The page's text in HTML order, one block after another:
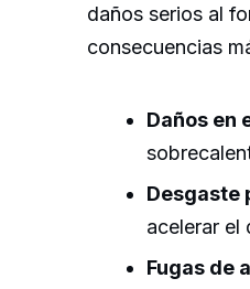
daños serios al
consecuencias
Daños en
Desgaste
acelerar el
Fugas de